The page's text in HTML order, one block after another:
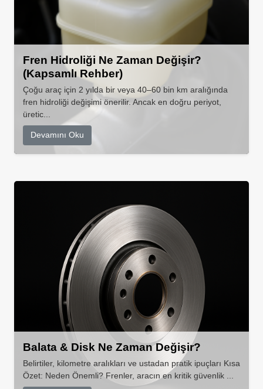
Fren Hidroliği Ne Zaman Değişir?
(Kapsamlı Rehber)
Çoğu araç için 2 yılda bir veya 40–60 bin km aralığında
fren hidroliği değişimi önerilir. Ancak en doğru periyot,
üretic...
Devamını Oku
Balata & Disk Ne Zaman Değişir?
Belirtiler, kilometre aralıkları ve ustadan pratik ipuçları Kısa
Özet: Neden Önemli? Frenler, aracın en kritik güvenlik ...